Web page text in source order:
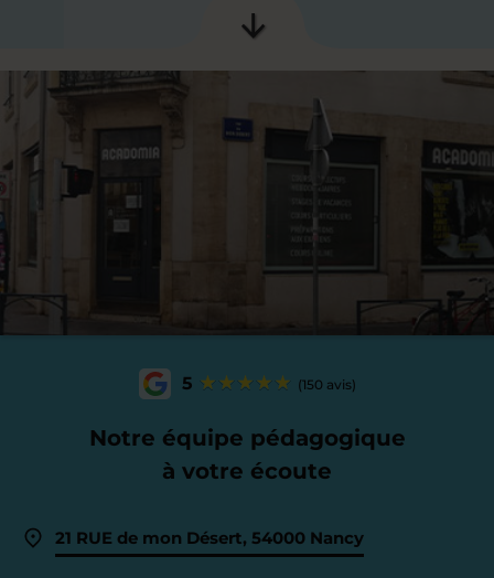
5 (150 avis)
Notre équipe pédagogique
à votre écoute
21 RUE de mon Désert, 54000 Nancy